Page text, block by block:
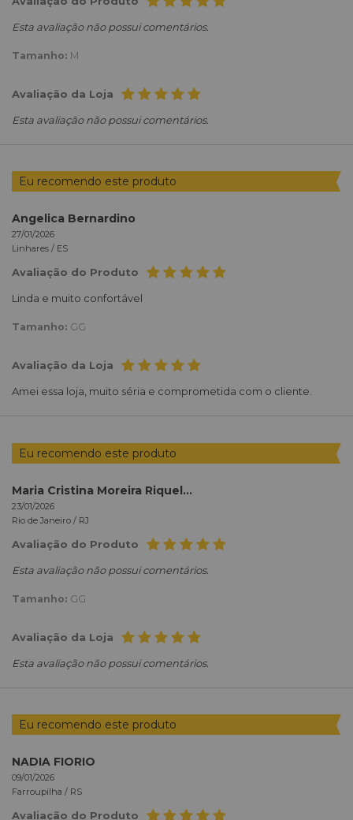
Esta avaliação não possui comentários.
Tamanho: M
Avaliação da Loja
Esta avaliação não possui comentários.
Eu recomendo este produto
Angelica Bernardino
27/01/2026
Linhares / ES
Avaliação do Produto
Linda e muito confortável
Tamanho: GG
Avaliação da Loja
Amei essa loja, muito séria e comprometida com o cliente.
Eu recomendo este produto
Maria Cristina Moreira Riquelme
23/01/2026
Rio de Janeiro / RJ
Avaliação do Produto
Esta avaliação não possui comentários.
Tamanho: GG
Avaliação da Loja
Esta avaliação não possui comentários.
Eu recomendo este produto
NADIA FIORIO
09/01/2026
Farroupilha / RS
Avaliação do Produto